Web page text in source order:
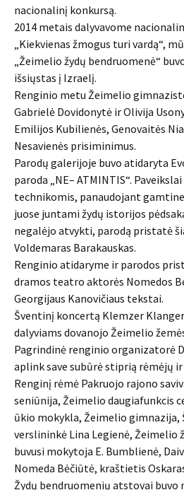
nacionalinį konkursą.
2014 metais dalyvavome
„Kiekvienas žmogus turi vardą“,
„Žeimelio žydų bendruomenė“
išsiųstas į Izraelį.
Renginio metu Žeimelio
Gabrielė Dovidonytė ir Olivija
Emilijos Kubilienės, Genovaitės
Nesavienės prisiminimus.
Parodų galerijoje buvo atidaryta
paroda „NE– ATMINTIS“.
technikomis, panaudojant
juose juntami žydų istorijos
negalėjo atvykti, parodą pristatė
Voldemaras Barakauskas.
Renginio atidaryme ir parodos
dramos teatro aktorės Nomedos
Georgijaus Kanovičiaus tekstai.
Šventinį koncertą Klemzer
dalyviams dovanojo Žeimelio
Pagrindinė renginio organizatorė
aplink save subūrė stiprią rėmėjų
Renginį rėmė Pakruojo rajono
seniūnija, Žeimelio daugiafunkcis
ūkio mokykla, Žeimelio gimnazija,
verslininkė Lina Legienė, Žeimelio
buvusi mokytoja E. Bumblienė,
Nomeda Bėčiūtė, kraštietis
Žydų bendruomenių atstovai buvo